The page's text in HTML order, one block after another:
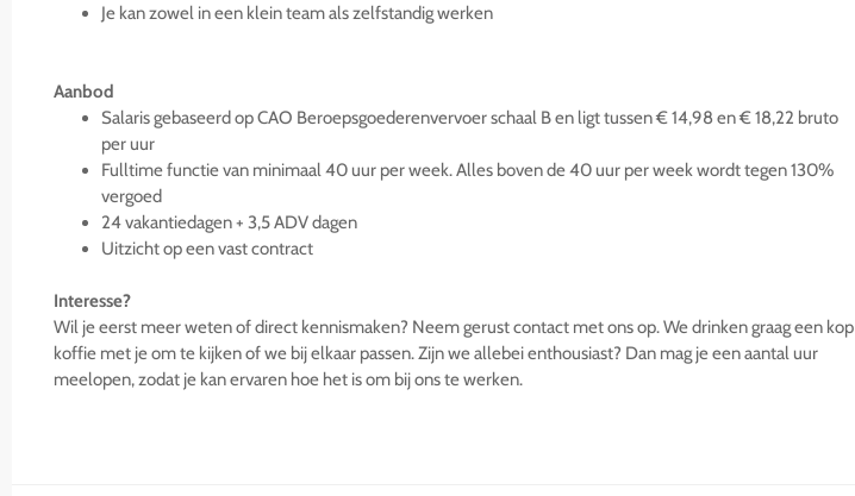
Je kan zowel in een klein team als zelfstandig werken
Aanbod
Salaris gebaseerd op CAO Beroepsgoederenvervoer schaal B en ligt tussen € 14,98 en € 18,22 bruto
per uur
Fulltime functie van minimaal 40 uur per week. Alles boven de 40 uur per week wordt tegen 130%
vergoed
24 vakantiedagen + 3,5 ADV dagen
Uitzicht op een vast contract
Interesse?
Wil je eerst meer weten of direct kennismaken? Neem gerust contact met ons op. We drinken graag een kop
koffie met je om te kijken of we bij elkaar passen. Zijn we allebei enthousiast? Dan mag je een aantal uur
meelopen, zodat je kan ervaren hoe het is om bij ons te werken.